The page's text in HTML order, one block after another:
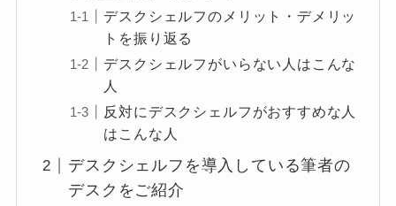
デスクシェルフのメリット・デメリッ
トを振り返る
デスクシェルフがいらない人はこんな
人
反対にデスクシェルフがおすすめな人
はこんな人
デスクシェルフを導入している筆者の
デスクをご紹介